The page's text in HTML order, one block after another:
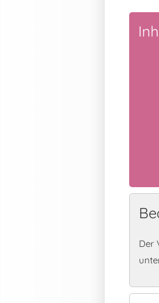
Der